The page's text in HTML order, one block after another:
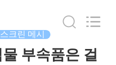
크린 메시
부속품은 걸